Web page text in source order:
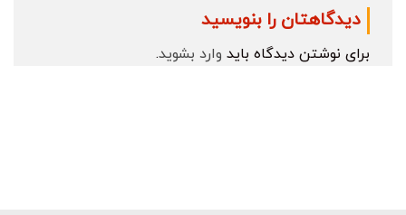
دیدگاهتان را بنویسید
برای نوشتن دیدگاه باید وارد بشوید.